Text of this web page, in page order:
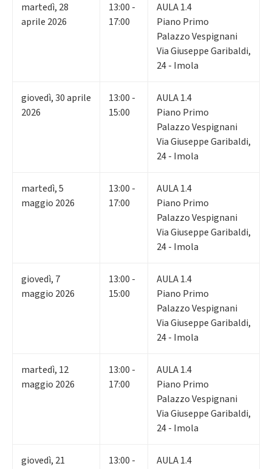
martedì, 28
aprile 2026
13:00 -
17:00
AULA 1.4
Piano Primo
Palazzo Vespignani
Via Giuseppe Garibaldi,
24 - Imola
giovedì,30aprile
2026
13:00 -
15:00
AULA 1.4
Piano Primo
Palazzo Vespignani
Via Giuseppe Garibaldi,
24 - Imola
martedì,5
maggio 2026
13:00 -
17:00
AULA 1.4
Piano Primo
Palazzo Vespignani
Via Giuseppe Garibaldi,
24 - Imola
giovedì, 7
maggio 2026
13:00 -
15:00
AULA 1.4
Piano Primo
Palazzo Vespignani
Via Giuseppe Garibaldi,
24 - Imola
martedì, 12
maggio 2026
13:00 -
17:00
AULA 1.4
Piano Primo
Palazzo Vespignani
Via Giuseppe Garibaldi,
24 - Imola
giovedì, 21
13:00 -
AULA 1.4